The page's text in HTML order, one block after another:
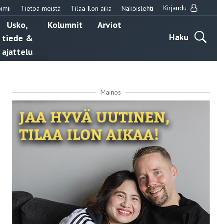
Tietoa meistä Tilaa Ilon aika Näköislehti Kirjaudu
Usko,
tiede &
ajattelu
Kolumnit
Arviot
Haku
Mainos